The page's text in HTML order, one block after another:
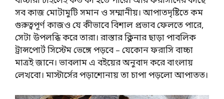
সব কাজ মোটামুটি সমান ও সম্মানীয়। আপাতদৃষ্টিতে কম
গুরুত্বপূর্ণ কাজও যে কীভাবে বিশাল প্রভাব ফেলতে পারে,
সেটা উপলব্ধি করে তারা। রাস্তার ক্লিনার ছাড়া পাবলিক
ট্রান্সপোর্ট সিস্টেম ভেঙ্গে পড়বে – যেকোন ফরাসি বাচ্চা
মাত্রই জানে। ভাবলাম এ বইয়ের অনুবাদ করে বাংলায়
লেখবো। মাস্টার্সের পড়াশোনায় তা চাপা পড়লো আপাতত।